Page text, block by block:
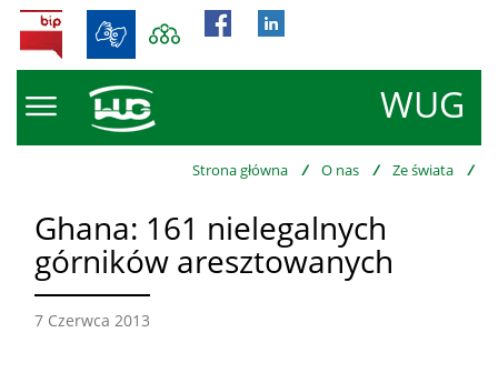
WUG
BIP
Strona główna / O nas / Ze świata /
Ghana: 161 nielegalnych
górników aresztowanych
7 Czerwca 2013